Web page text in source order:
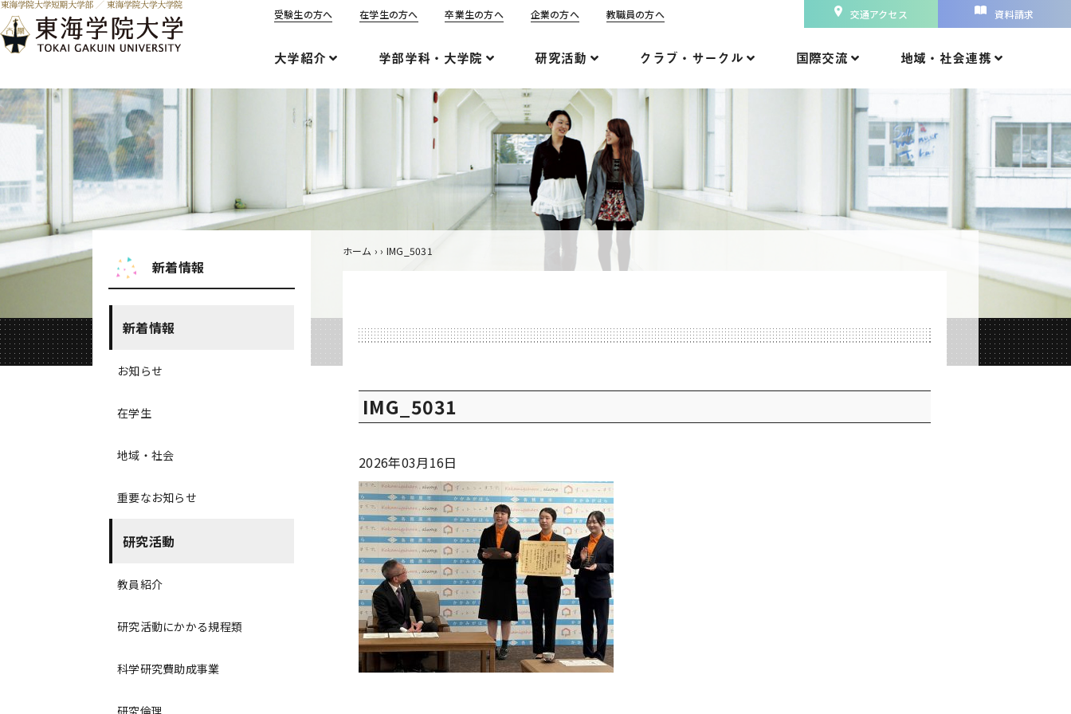
受験生の方へ 在学生の方へ 卒業生の方へ 企業の方へ 教職員の方へ 交通アクセス 資料請求
大学紹介 学部学科・大学院 研究活動 クラブ・サークル 国際交流 地域・社会連携
ホーム ›› IMG_5031
IMG_5031
2026年03月16日
新着情報
新着情報
お知らせ
在学生
地域・社会
重要なお知らせ
研究活動
教員紹介
研究活動にかかる規程類
科学研究費助成事業
研究倫理